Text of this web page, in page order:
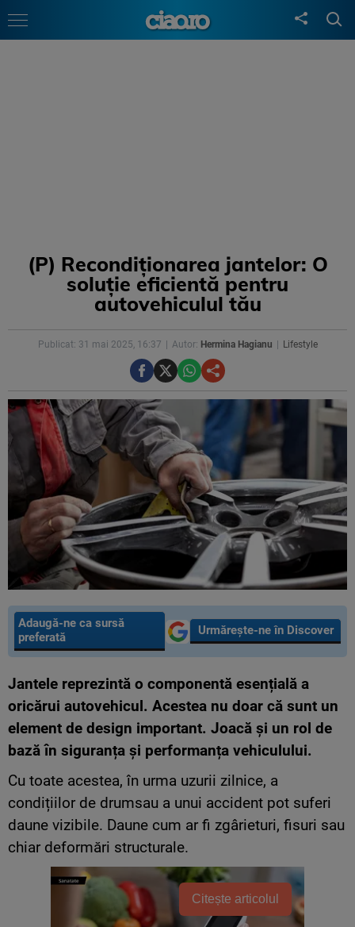
(P) Recondiționarea jantelor: O
soluție eficientă pentru
autovehiculul tău
Publicat: 31 mai 2025, 16:37 Autor: Hermina Hagianu Lifestyle
Adaugă-ne ca sursă
preferată
Urmărește-ne în Discover
Jantele reprezintă o componentă esențială a
oricărui autovehicul. Acestea nu doar că sunt un
element de design important. Joacă și un rol de
bază în siguranța și performanța vehiculului.
Cu toate acestea, în urma uzurii zilnice, a
condițiilor de drumsau a unui accident pot suferi
daune vizibile. Daune cum ar fi zgârieturi, fisuri sau
chiar deformări structurale.
Citește articolul